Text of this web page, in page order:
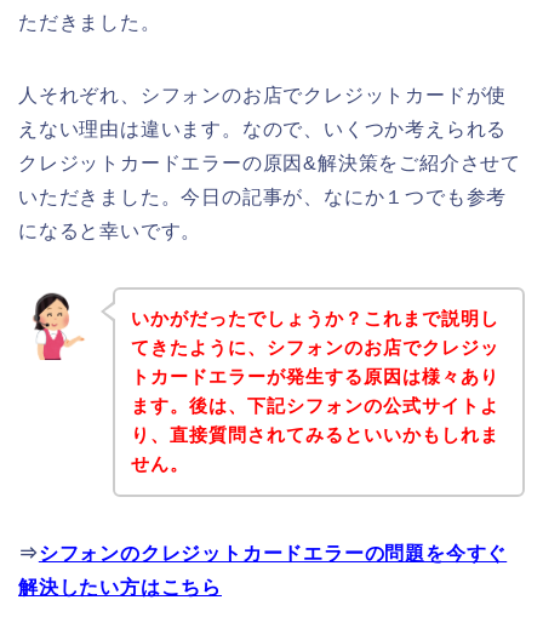
ただきました。
人それぞれ、シフォンのお店でクレジットカードが使
えない理由は違います。なので、いくつか考えられる
クレジットカードエラーの原因&解決策をご紹介させて
いただきました。今日の記事が、なにか１つでも参考
になると幸いです。
いかがだったでしょうか？これまで説明し
てきたように、シフォンのお店でクレジッ
トカードエラーが発生する原因は様々あり
ます。後は、下記シフォンの公式サイトよ
り、直接質問されてみるといいかもしれま
せん。
⇒シフォンのクレジットカードエラーの問題を今すぐ
解決したい方はこちら